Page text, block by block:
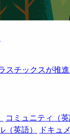
スチックスが推
コミュニティ（英
英語）
ドキュ